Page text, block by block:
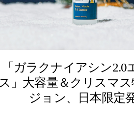
「ガラクナイアシン2.0
ス」大容量＆クリスマ
ジョン、日本限定